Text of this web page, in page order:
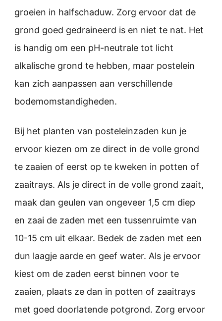
groeien in halfschaduw. Zorg ervoor dat de
grond goed gedraineerd is en niet te nat. Het
is handig om een pH-neutrale tot licht
alkalische grond te hebben, maar postelein
kan zich aanpassen aan verschillende
bodemomstandigheden.
Bij het planten van posteleinzaden kun je
ervoor kiezen om ze direct in de volle grond
te zaaien of eerst op te kweken in potten of
zaaitrays. Als je direct in de volle grond zaait,
maak dan geulen van ongeveer 1,5 cm diep
en zaai de zaden met een tussenruimte van
10-15 cm uit elkaar. Bedek de zaden met een
dun laagje aarde en geef water. Als je ervoor
kiest om de zaden eerst binnen voor te
zaaien, plaats ze dan in potten of zaaitrays
met goed doorlatende potgrond. Zorg ervoor